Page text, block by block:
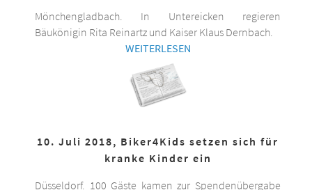
Mönchengladbach. In Untereicken regieren
Bäukönigin Rita Reinartz und Kaiser Klaus Dernbach.
WEITERLESEN
10. Juli 2018, Biker4Kids setzen sich für
kranke Kinder ein
Düsseldorf. 100 Gäste kamen zur Spendenübergabe